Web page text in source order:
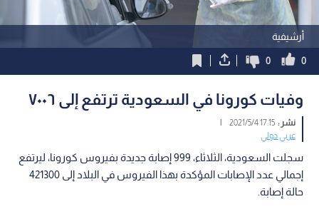
أرشيفية
0
0
وفيات كورونا في السعودية ترتفع إلى ٧٠٠٦
نشر :17:15 2021/5/4
|
عربي دولي
سجلت السعودية، الثلاثاء، 999 إصابة جديدة بفيروس كورونا، ليرتفع
إجمالي عدد الإصابات المؤكدة بهذا الفيروس في البلاد إلى 421300
حالة إصابة.